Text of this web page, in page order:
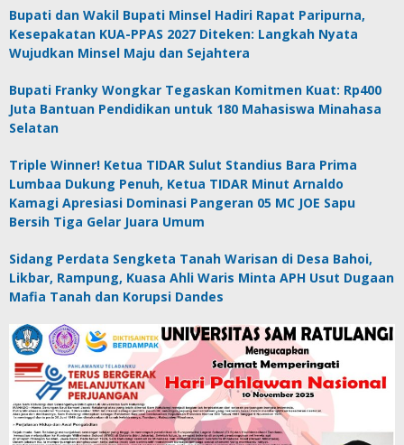
Bupati dan Wakil Bupati Minsel Hadiri Rapat Paripurna,
Kesepakatan KUA-PPAS 2027 Diteken: Langkah Nyata
Wujudkan Minsel Maju dan Sejahtera
Bupati Franky Wongkar Tegaskan Komitmen Kuat: Rp400
Juta Bantuan Pendidikan untuk 180 Mahasiswa Minahasa
Selatan
Triple Winner! Ketua TIDAR Sulut Standius Bara Prima
Lumbaa Dukung Penuh, Ketua TIDAR Minut Arnaldo
Kamagi Apresiasi Dominasi Pangeran 05 MC JOE Sapu
Bersih Tiga Gelar Juara Umum
Sidang Perdata Sengketa Tanah Warisan di Desa Bahoi,
Likbar, Rampung, Kuasa Ahli Waris Minta APH Usut Dugaan
Mafia Tanah dan Korupsi Dandes